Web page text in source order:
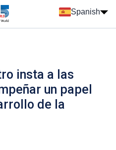
Spanish
insta a las
un papel
de la